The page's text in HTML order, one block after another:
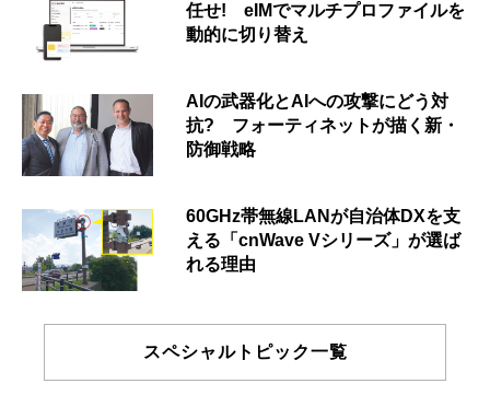
任せ! eIMでマルチプロファイルを
動的に切り替え
AIの武器化とAIへの攻撃にどう対
抗? フォーティネットが描く新・
防御戦略
60GHz帯無線LANが自治体DXを支
える「cnWave Vシリーズ」が選ば
れる理由
スペシャルトピック一覧